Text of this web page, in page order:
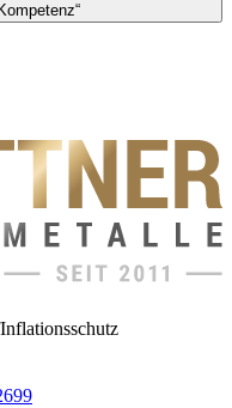
Inflationsschutz